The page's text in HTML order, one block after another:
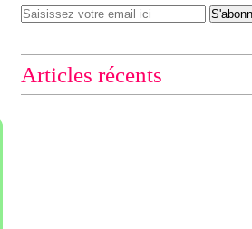
Articles récents